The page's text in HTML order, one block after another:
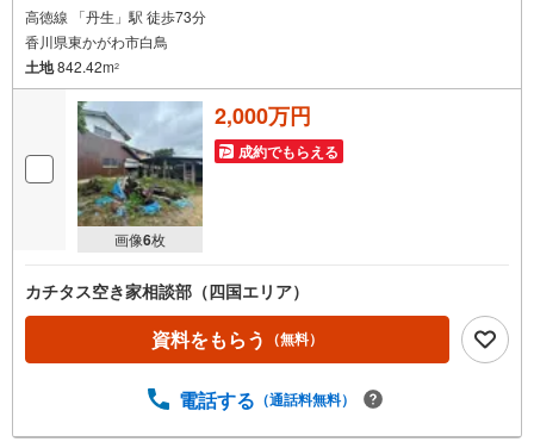
高徳線 「丹生」駅 徒歩73分
香川県東かがわ市白鳥
土地842.42m2
画像6枚
2,000万円
成約でもらえる
カチタス空き家相談部（四国エリア）
資料をもらう （無料）
電話する （通話料無料）